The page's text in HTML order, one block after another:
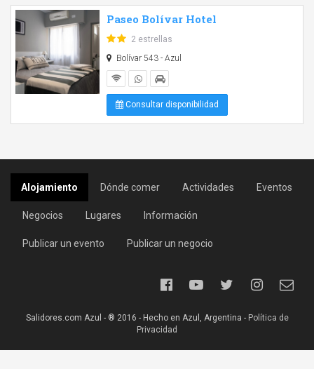
Paseo Bolívar Hotel
2 estrellas
Bolívar 543 - Azul
Consultar disponibilidad
Alojamiento Dónde comer Actividades Eventos
Negocios Lugares Información
Publicar un evento Publicar un negocio
Salidores.com Azul - ® 2016 - Hecho en Azul, Argentina - Política de
Privacidad